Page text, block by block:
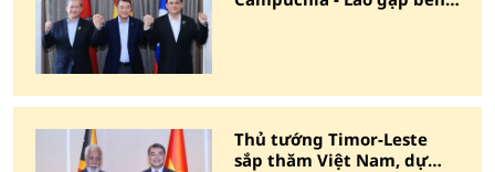
Thủ tướng Timor-Leste
sắp thăm Việt Nam, dự